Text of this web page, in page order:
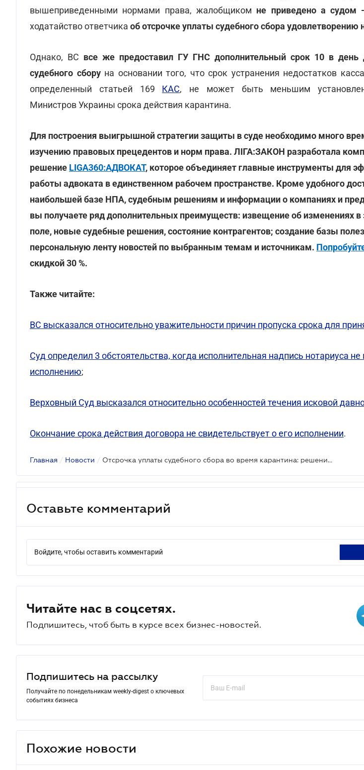
вышеприведенными нормами права, жалобщиком не приведено а судом
ходатайство ответчика об отсрочке уплаты судебного сбора удовлетворению
Однако, ВС все же предоставил ГУ ГНС дополнительный срок 10 в день
судебного сборуна основании того, что срок устранения недостатков
определенный статьей 169 КАС, не может быть меньшим
Министров Украины срока действия карантина.
Для построения выигрышной стратегии защиты в суде необходимо много
изучению правовых прецедентов и норм права. ЛІГА:ЗАКОН разработала
решение LIGA360:АДВОКАТ, которое объединяет главные инструменты для
работы адвоката в единственном рабочем пространстве. Кроме удобного
наибольшей базе НПА, судебным решениям и информации о компаниях и
вы получаете ряд дополнительных преимуществ: извещение об изменениях в
поле, новые судебные решения, состояние контрагентов; создание базы
персональную ленту новостей по выбранным темам и источникам.
скидкой 30 %.
Также читайте:
ВС высказался относительно уважительности причин пропуска срока для
Суд определил 3 обстоятельства, когда исполнительная надпись нотариуса
исполнению;
Верховный Суд высказался относительно особенностей течения исковой
Окончание срока действия договора не свидетельствует о его исполнении.
Главная / Новости / Отсрочка уплаты судебного сбора во время карантина: решение ВС
Оставьте комментарий
Войдите, чтобы оставить комментарий
Читайте нас в соцсетях.
Подпишитесь, чтоб быть в курсе всех бизнес-новостей.
Подпишитесь на рассылку
Получайте по понедельникам weekly-digest о ключевых
событиях бизнеса
Похожие новости